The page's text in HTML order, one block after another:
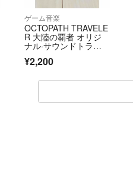
ゲーム音楽
OCTOPATH TRAVELE
R 大陸の覇者 オリジ
ナル·サウンドトラッ
ク original soundtrac
k 西木康智
¥2,200